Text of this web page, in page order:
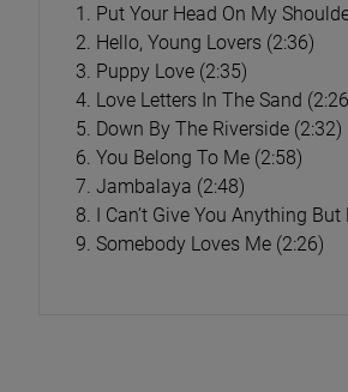
1. Put Your Head On My
2. Hello, Young Lovers (2:36)
3. Puppy Love (2:35)
4. Love Letters In The Sand
5. Down By The Riverside (2:32)
6. You Belong To Me (2:58)
7. Jambalaya (2:48)
8. I Can’t Give You Anything But
9. Somebody Loves Me (2:26)